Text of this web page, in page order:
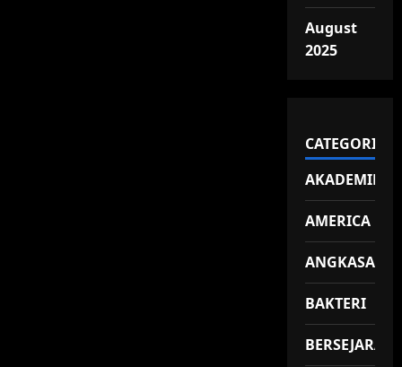
August
2025
CATEGORIES
AKADEMIK
AMERICA
ANGKASA
BAKTERI
BERSEJARAH